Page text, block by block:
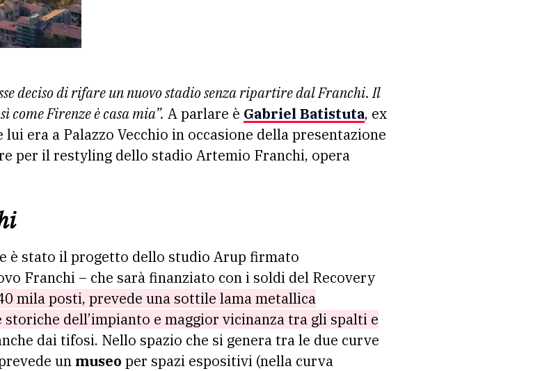
come Firenze è casa mia”. A parlare è Gabriel Batistuta, ex
era a Palazzo Vecchio in occasione della presentazione
per il restyling dello stadio Artemio Franchi, opera
è stato il progetto dello studio Arup firmato
Franchi – che sarà finanziato con i soldi del Recovery
mila posti, prevede una sottile lama metallica
dell’impianto e maggior vicinanza tra gli spalti e
dai tifosi. Nello spazio che si genera tra le due curve
un museo per spazi espositivi (nella curva